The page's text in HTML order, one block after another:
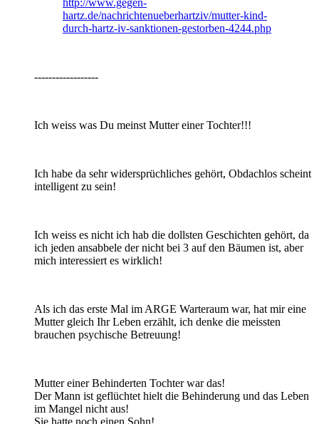
hartz.de/nachrichtenueberhartziv/mutter-kind-
durch-hartz-iv-sanktionen-gestorben-4244.php
------------------
Ich weiss was Du meinst Mutter einer Tochter!!!
Ich habe da sehr widersprüchliches gehört, Obdachlos scheint
intelligent zu sein!
Ich weiss es nicht ich hab die dollsten Geschichten gehört, da
ich jeden ansabbele der nicht bei 3 auf den Bäumen ist, aber
mich interessiert es wirklich!
Als ich das erste Mal im ARGE Warteraum war, hat mir eine
Mutter gleich Ihr Leben erzählt, ich denke die meissten
brauchen psychische Betreuung!
Mutter einer Behinderten Tochter war das!
Der Mann ist geflüchtet hielt die Behinderung und das Leben
im Mangel nicht aus!
Sie hatte noch einen Sohn!